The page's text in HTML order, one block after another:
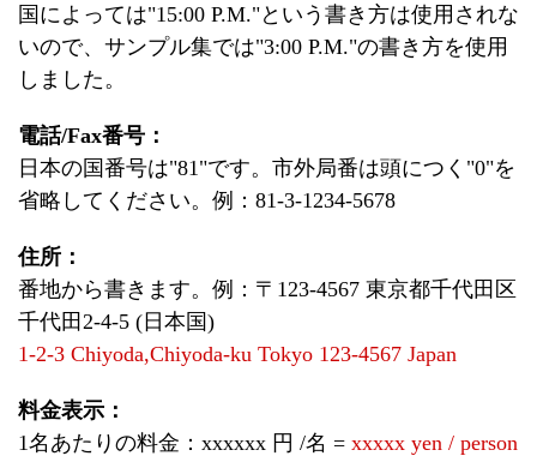
国によっては"15:00 P.M."という書き方は使用されな
いので、サンプル集では"3:00 P.M."の書き方を使用
しました。
電話/Fax番号：
日本の国番号は"81"です。市外局番は頭につく"0"を
省略してください。例：81-3-1234-5678
住所：
番地から書きます。例：〒123-4567 東京都千代田区
千代田2-4-5 (日本国)
1-2-3 Chiyoda,Chiyoda-ku Tokyo 123-4567 Japan
料金表示：
1名あたりの料金：xxxxxx 円 /名 = xxxxx yen / person